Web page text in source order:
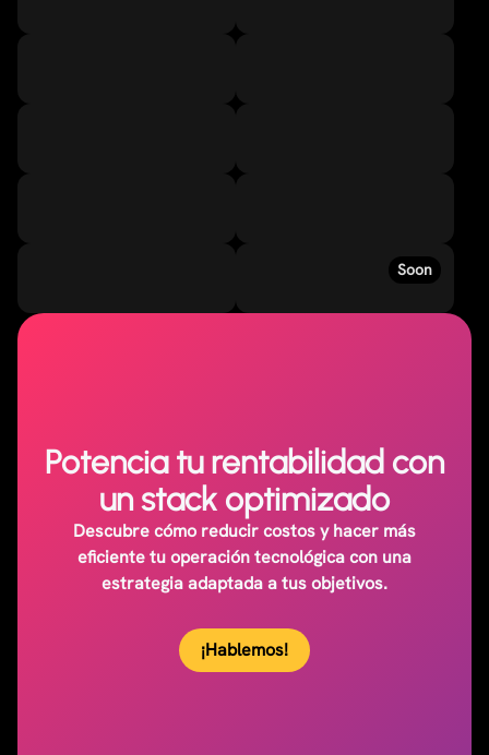
Soon
Potencia tu rentabilidad con
un stack optimizado
Descubre cómo reducir costos y hacer más
eficiente tu operación tecnológica con una
estrategia adaptada a tus objetivos.
¡Hablemos!